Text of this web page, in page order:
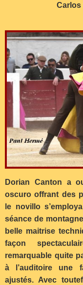
Carlos
Dorian Canton a
oscuro offrant des
le novillo
séance de
belle maitrise
façon
remarquable quite
à l’auditoire une
ajustés. Avec